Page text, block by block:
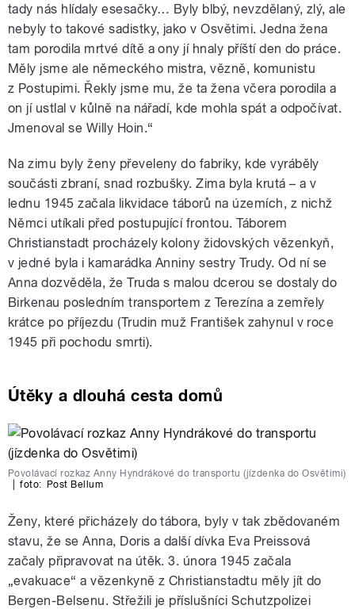
tady nás hlídaly esesačky… Byly blbý, nevzdělaný, zlý, ale
nebyly to takové sadistky, jako v Osvětimi. Jedna žena
tam porodila mrtvé dítě a ony jí hnaly příští den do práce.
Měly jsme ale německého mistra, vězně, komunistu
z Postupimi. Řekly jsme mu, že ta žena včera porodila a
on jí ustlal v kůlně na nářadí, kde mohla spát a odpočívat.
Jmenoval se Willy Hoin.“
Na zimu byly ženy převeleny do fabriky, kde vyráběly
součásti zbraní, snad rozbušky. Zima byla krutá – a v
lednu 1945 začala likvidace táborů na územích, z nichž
Němci utíkali před postupující frontou. Táborem
Christianstadt procházely kolony židovských vězenkyň,
v jedné byla i kamarádka Anniny sestry Trudy. Od ní se
Anna dozvěděla, že Truda s malou dcerou se dostaly do
Birkenau posledním transportem z Terezína a zemřely
krátce po příjezdu (Trudin muž František zahynul v roce
1945 při pochodu smrti).
Útěky a dlouhá cesta domů
Povolávací rozkaz Anny Hyndrákové do transportu (jízdenka do Osvětimi)
foto: Post Bellum
Ženy, které přicházely do tábora, byly v tak zbědovaném
stavu, že se Anna, Doris a další dívka Eva Preissová
začaly připravovat na útěk. 3. února 1945 začala
„evakuace“ a vězenkyně z Christianstadtu měly jít do
Bergen-Belsenu. Střežili je příslušníci Schutzpolizei